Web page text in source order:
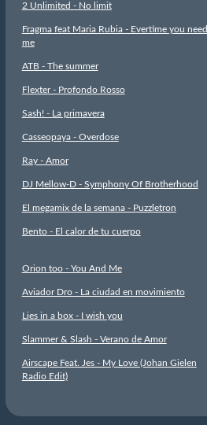
2 Unlimited - No limit
Fragma feat Maria Rubia - Evertime you need
me
ATB - The summer
Flexter - Profondo Rosso
Sash! - La primavera
Casseopaya - Overdose
Ray - Amor
DJ Mellow-D - Symphony Of Brotherhood
El megamix de la semana - Puzzletron
Bento - El calor de tu cuerpo
Orion too - You And Me
Aviador Dro - La ciudad en movimiento
Lies in a box - I wish you
Slammer & Slash - Verano de Amor
Airscape Feat. Jes - My Love (Johan Gielen
Radio Edit)